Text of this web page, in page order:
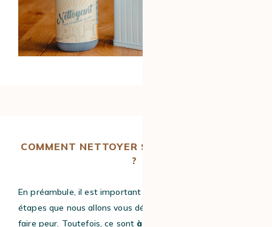
COMMENT NETTOYER SA MACHINE À CAFÉ
?
En préambule, il est important de souligner que les
étapes que nous allons vous détailler peuvent parfois
faire peur. Toutefois, ce sont à